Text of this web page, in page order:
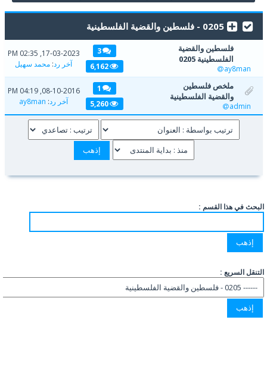
0205 - فلسطين والقضية الفلسطينية
فلسطين والقضية
الفلسطينية 0205
ay8man
3
6,162
17-03-2023, 02:35 PM
آخر رد:محمد سهيل
ملخص فلسطين
والقضية الفلسطينية
admin
1
5,260
08-10-2016, 04:19 PM
آخر رد:
ay8man
البحث في هذا القسم :
التنقل السريع :